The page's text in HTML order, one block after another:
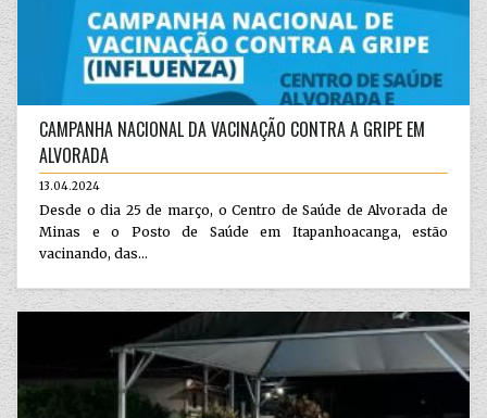
CAMPANHA NACIONAL DA VACINAÇÃO CONTRA A GRIPE EM
ALVORADA
13.04.2024
Desde o dia 25 de março, o Centro de Saúde de Alvorada de
Minas e o Posto de Saúde em Itapanhoacanga, estão
vacinando, das...